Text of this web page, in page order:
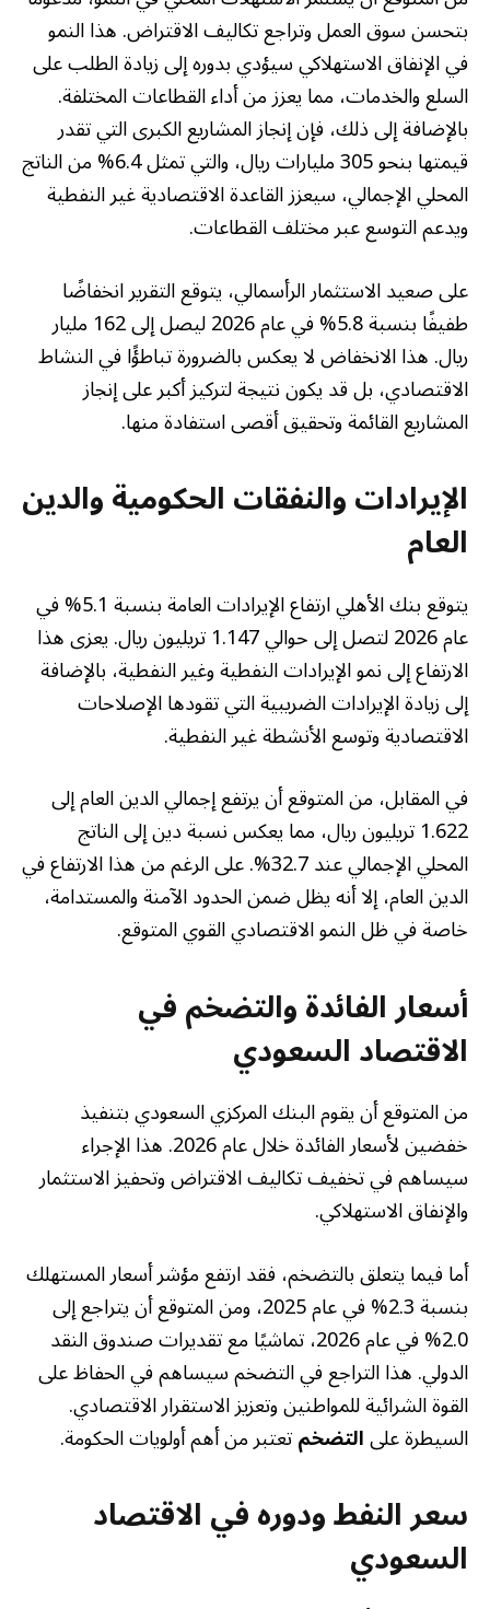
بتحسن سوق العمل وتراجع تكاليف الاقتراض. هذا النمو
في الإنفاق الاستهلاكي سيؤدي بدوره إلى زيادة الطلب على
السلع والخدمات، مما يعزز من أداء القطاعات المختلفة.
بالإضافة إلى ذلك، فإن إنجاز المشاريع الكبرى التي تقدر
قيمتها بنحو 305 مليارات ريال، والتي تمثل 6.4% من الناتج
المحلي الإجمالي، سيعزز القاعدة الاقتصادية غير النفطية
ويدعم التوسع عبر مختلف القطاعات.
على صعيد الاستثمار الرأسمالي، يتوقع التقرير انخفاضًا
طفيفًا بنسبة 5.8% في عام 2026 ليصل إلى 162 مليار
ريال. هذا الانخفاض لا يعكس بالضرورة تباطؤًا في النشاط
الاقتصادي، بل قد يكون نتيجة لتركيز أكبر على إنجاز
المشاريع القائمة وتحقيق أقصى استفادة منها.
الإيرادات والنفقات الحكومية والدين
العام
يتوقع بنك الأهلي ارتفاع الإيرادات العامة بنسبة 5.1% في
عام 2026 لتصل إلى حوالي 1.147 تريليون ريال. يعزى هذا
الارتفاع إلى نمو الإيرادات النفطية وغير النفطية، بالإضافة
إلى زيادة الإيرادات الضريبية التي تقودها الإصلاحات
الاقتصادية وتوسع الأنشطة غير النفطية.
في المقابل، من المتوقع أن يرتفع إجمالي الدين العام إلى
1.622 تريليون ريال، مما يعكس نسبة دين إلى الناتج
المحلي الإجمالي عند 32.7%. على الرغم من هذا الارتفاع في
الدين العام، إلا أنه يظل ضمن الحدود الآمنة والمستدامة،
خاصة في ظل النمو الاقتصادي القوي المتوقع.
أسعار الفائدة والتضخم في
الاقتصاد السعودي
من المتوقع أن يقوم البنك المركزي السعودي بتنفيذ
خفضين لأسعار الفائدة خلال عام 2026. هذا الإجراء
سيساهم في تخفيف تكاليف الاقتراض وتحفيز الاستثمار
والإنفاق الاستهلاكي.
أما فيما يتعلق بالتضخم، فقد ارتفع مؤشر أسعار المستهلك
بنسبة 2.3% في عام 2025، ومن المتوقع أن يتراجع إلى
2.0% في عام 2026، تماشيًا مع تقديرات صندوق النقد
الدولي. هذا التراجع في التضخم سيساهم في الحفاظ على
القوة الشرائية للمواطنين وتعزيز الاستقرار الاقتصادي.
السيطرة علىالتضخمتعتبر من أهم أولويات الحكومة.
سعر النفط ودوره في الاقتصاد
السعودي